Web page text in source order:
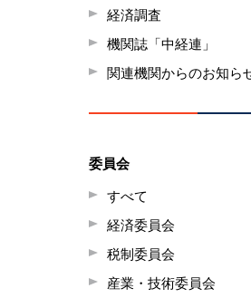
経済調査
機関誌「中経連」
関連機関からのお知ら
委員会
すべて
経済委員会
税制委員会
産業・技術委員会